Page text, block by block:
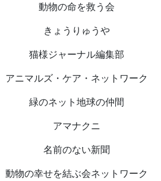
動物の命を救う会
きょうりゅうや
猫様ジャーナル編集部
アニマルズ・ケア・ネットワーク
緑のネット地球の仲間
アマナクニ
名前のない新聞
動物の幸せを結ぶ会ネットワーク